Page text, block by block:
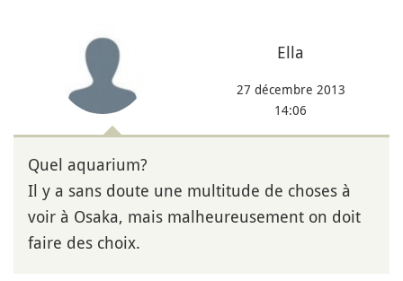
Ella
27 décembre 2013
14:06
Quel aquarium?
Il y a sans doute une multitude de choses à
voir à Osaka, mais malheureusement on doit
faire des choix.